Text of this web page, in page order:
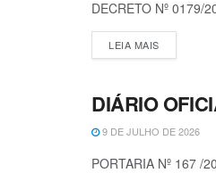
DECRETO Nº 0179/
LEIA MAIS
DIÁRIO OFICIAL
DIÁRIO
9 DE JULHO DE 2026
PORTARIA Nº 167 /